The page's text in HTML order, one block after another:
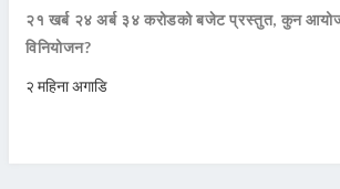
२१ खर्ब २४ अर्ब ३४ करोडको बजेट प्रस्तुत, कुन
विनियोजन?
२ महिना अगाडि